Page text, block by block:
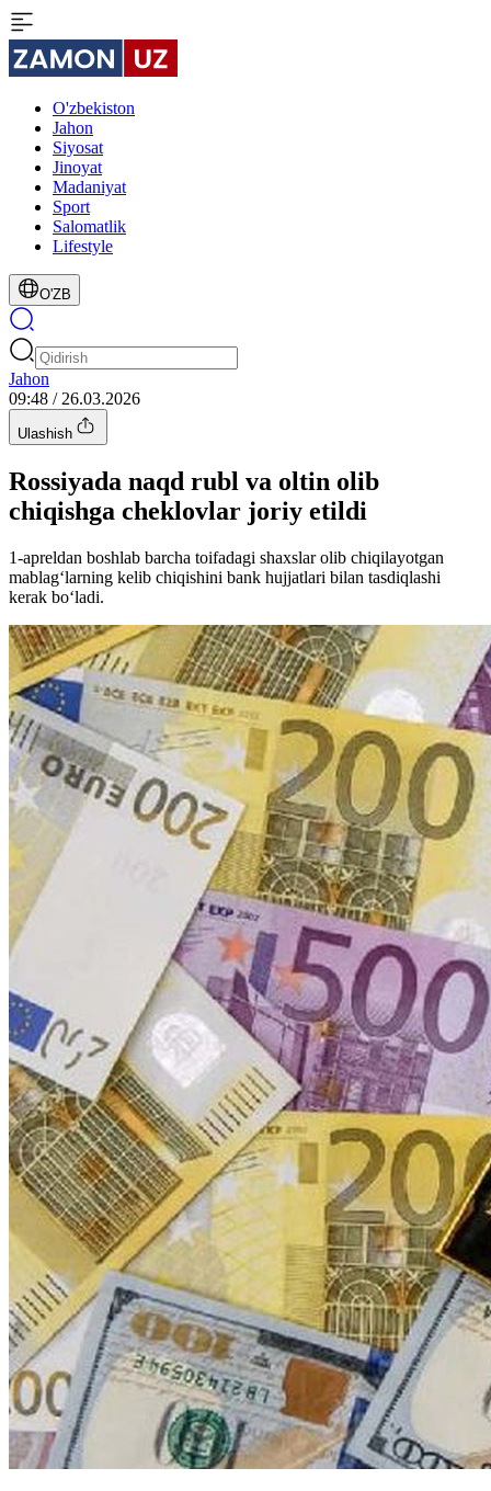
O'zbekiston
Jahon
Siyosat
Jinoyat
Madaniyat
Sport
Salomatlik
Lifestyle
O'ZB
Jahon
09:48 / 26.03.2026
Ulashish
Rossiyada naqd rubl va oltin olib
chiqishga cheklovlar joriy etildi
1-apreldan boshlab barcha toifadagi shaxslar olib chiqilayotgan
mablag‘larning kelib chiqishini bank hujjatlari bilan tasdiqlashi
kerak bo‘ladi.